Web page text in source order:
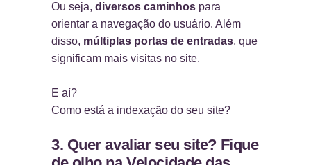
Ou seja, diversos caminhos para
orientar a navegação do usuário. Além
disso, múltiplas portas de entradas, que
significam mais visitas no site.
E aí?
Como está a indexação do seu site?
3. Quer avaliar seu site? Fique